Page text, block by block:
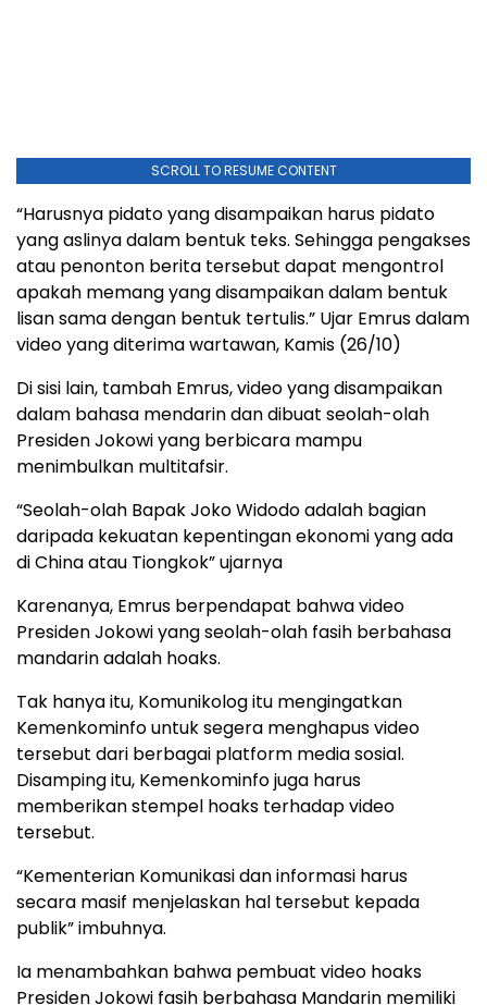
SCROLL TO RESUME CONTENT
“Harusnya pidato yang disampaikan harus pidato
yang aslinya dalam bentuk teks. Sehingga pengakses
atau penonton berita tersebut dapat mengontrol
apakah memang yang disampaikan dalam bentuk
lisan sama dengan bentuk tertulis.” Ujar Emrus dalam
video yang diterima wartawan, Kamis (26/10)
Di sisi lain, tambah Emrus, video yang disampaikan
dalam bahasa mendarin dan dibuat seolah-olah
Presiden Jokowi yang berbicara mampu
menimbulkan multitafsir.
“Seolah-olah Bapak Joko Widodo adalah bagian
daripada kekuatan kepentingan ekonomi yang ada
di China atau Tiongkok” ujarnya
Karenanya, Emrus berpendapat bahwa video
Presiden Jokowi yang seolah-olah fasih berbahasa
mandarin adalah hoaks.
Tak hanya itu, Komunikolog itu mengingatkan
Kemenkominfo untuk segera menghapus video
tersebut dari berbagai platform media sosial.
Disamping itu, Kemenkominfo juga harus
memberikan stempel hoaks terhadap video
tersebut.
“Kementerian Komunikasi dan informasi harus
secara masif menjelaskan hal tersebut kepada
publik” imbuhnya.
Ia menambahkan bahwa pembuat video hoaks
Presiden Jokowi fasih berbahasa Mandarin memiliki